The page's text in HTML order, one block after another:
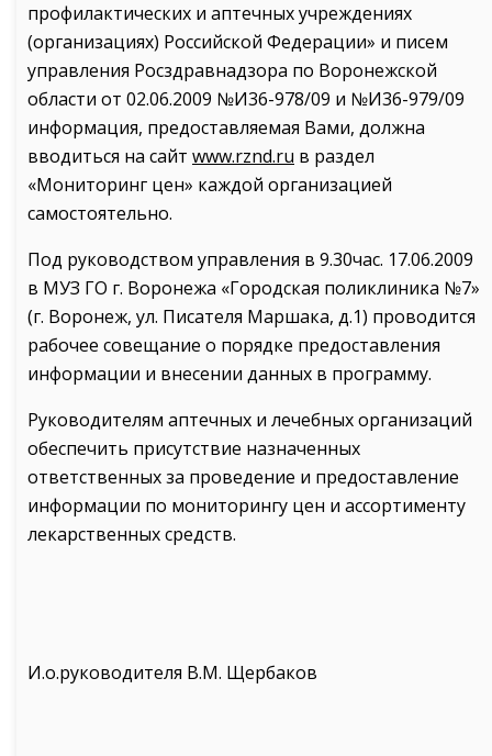
профилактических и аптечных учреждениях
(организациях) Российской Федерации» и писем
управления Росздравнадзора по Воронежской
области от 02.06.2009 №И36-978/09 и №И36-979/09
информация, предоставляемая Вами, должна
вводиться на сайт www.rznd.ru в раздел
«Мониторинг цен» каждой организацией
самостоятельно.
Под руководством управления в 9.30час. 17.06.2009
в МУЗ ГО г. Воронежа «Городская поликлиника №7»
(г. Воронеж, ул. Писателя Маршака, д.1) проводится
рабочее совещание о порядке предоставления
информации и внесении данных в программу.
Руководителям аптечных и лечебных организаций
обеспечить присутствие назначенных
ответственных за проведение и предоставление
информации по мониторингу цен и ассортименту
лекарственных средств.
И.о.руководителя В.М. Щербаков